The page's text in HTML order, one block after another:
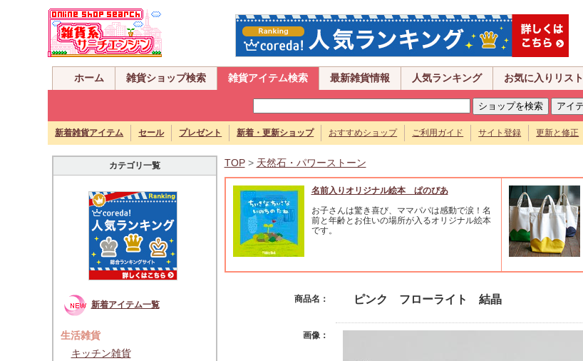
ホーム 雑貨ショップ検索 雑貨アイテム検索 最新雑貨情報 人気ランキング お気に入りリスト
新着雑貨アイテム セール プレゼント 新着・更新ショップ おすすめショップ ご利用ガイド サイト登録 更新と修正
カテゴリ一覧
新着アイテム一覧
生活雑貨
キッチン雑貨
TOP> 天然石・パワーストーン
名前入りオリジナル絵本 ぱのぴあ
お子さんは驚き喜び、ママパパは感動で涙！名
前と年齢とお住いの場所が入るオリジナル絵本
です。
商品名： ピンク フローライト 結晶
画像：